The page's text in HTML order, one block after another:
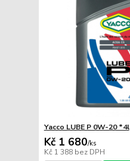
Yacco LUBE P 0W-20 *4l
Kč 1 680/ks
Kč 1 388 bez DPH